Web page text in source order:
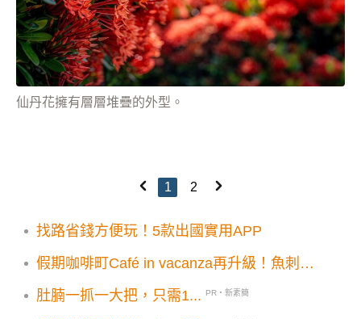
仙丹花擁有層層堆疊的外型。
1 2
找路省錢方便玩！5款出國實用APP
假期咖啡町Café in vacanza再升級！魚刺人
肚腩一抓一大把，只需1...
PR・新素簡